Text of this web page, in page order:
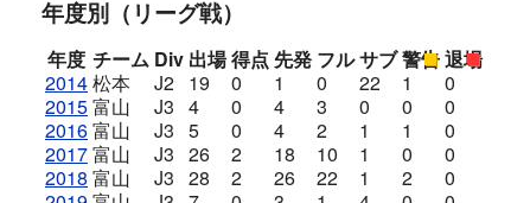
年度別 （リーグ戦）
年度 チーム Div 出場得点 先発 フルサブ警告退場
2014松本 J2 19 0 1 0 22 1
0
2015富山 J3 4 0 4 3 0 0
0
2016富山 J3 5 0 4 2 1 1
0
2017富山 J3 26 2 18 10 1 0
0
2018 富山 J3 28 2 26 22 1 2
0